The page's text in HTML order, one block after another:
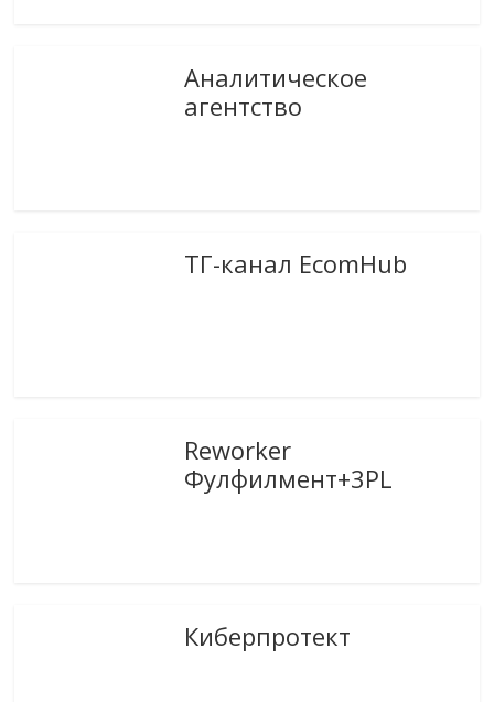
Аналитическое
агентство
ТГ-канал EcomHub
Reworker
Фулфилмент+3PL
Киберпротект